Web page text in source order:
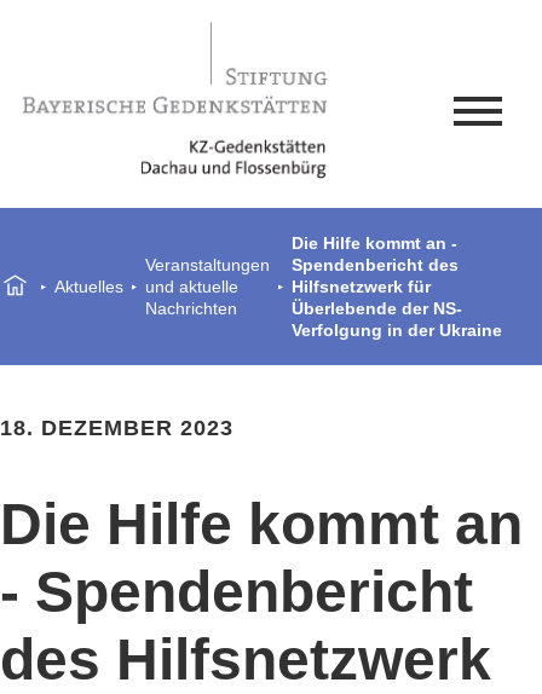
Aktuelles
Veranstaltungen
und aktuelle
Nachrichten
Die Hilfe kommt an -
Spendenbericht des
Hilfsnetzwerk für
Überlebende der NS-
Verfolgung in der Ukraine
18. DEZEMBER 2023
Die Hilfe kommt an
- Spendenbericht
des Hilfsnetzwerk